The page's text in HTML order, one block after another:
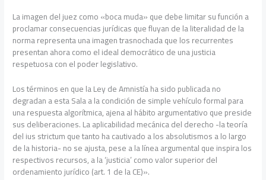
La imagen del juez como «boca muda» que debe limitar su función a
proclamar consecuencias jurídicas que fluyan de la literalidad de la
norma representa una imagen trasnochada que los recurrentes
presentan ahora como el ideal democrático de una justicia
respetuosa con el poder legislativo.
Los términos en que la Ley de Amnistía ha sido publicada no
degradan a esta Sala a la condición de simple vehículo formal para
una respuesta algorítmica, ajena al hábito argumentativo que preside
sus deliberaciones. La aplicabilidad mecánica del derecho -la teoría
del ius strictum que tanto ha cautivado a los absolutismos a lo largo
de la historia- no se ajusta, pese a la línea argumental que inspira los
respectivos recursos, a la ‘justicia’ como valor superior del
ordenamiento jurídico (art. 1 de la CE)».